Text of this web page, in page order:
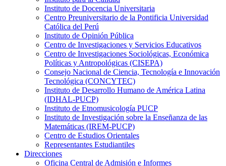
Instituto de Docencia Universitaria
Centro Preuniversitario de la Pontificia Universidad
Católica del Perú
Instituto de Opinión Pública
Centro de Investigaciones y Servicios Educativos
Centro de Investigaciones Sociológicas, Económica
Políticas y Antropológicas (CISEPA)
Consejo Nacional de Ciencia, Tecnología e Innovación
Tecnológica (CONCYTEC)
Instituto de Desarrollo Humano de América Latina
(IDHAL-PUCP)
Instituto de Etnomusicología PUCP
Instituto de Investigación sobre la Enseñanza de las
Matemáticas (IREM-PUCP)
Centro de Estudios Orientales
Representantes Estudiantiles
Direcciones
Oficina Central de Admisión e Informes